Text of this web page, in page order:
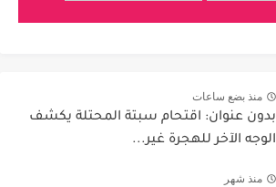
منذ بضع ساعات
بدون عنوان: اقتحام سبتة المحتلة يكشف
الوجه الآخر للهجرة غير...
منذ شهر